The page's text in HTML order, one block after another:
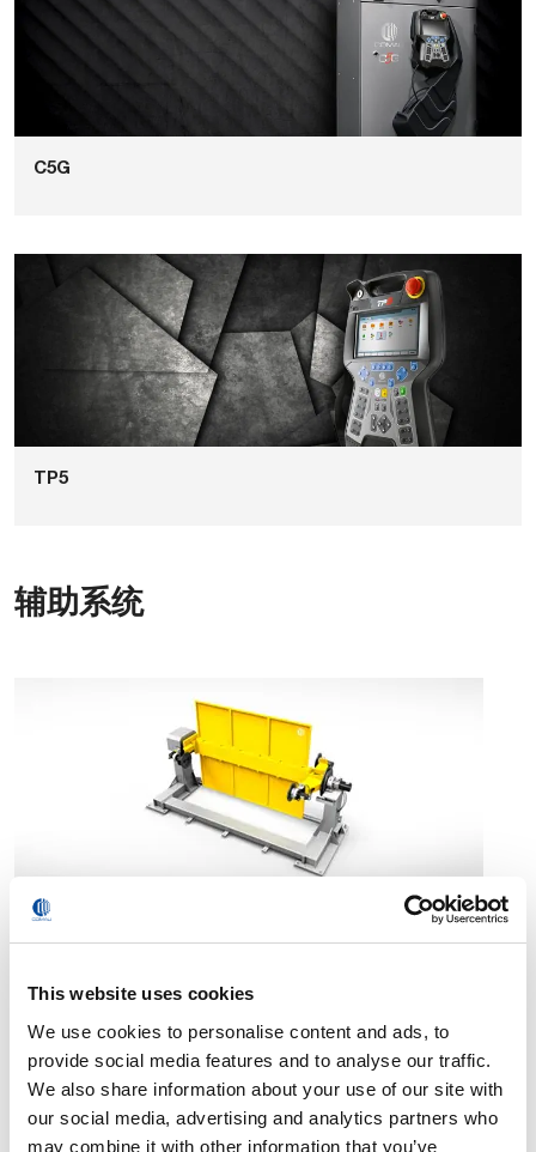
This website uses cookies
We use cookies to personalise content and ads, to
provide social media features and to analyse our traffic.
We also share information about your use of our site with
our social media, advertising and analytics partners who
may combine it with other information that you’ve
C5G
TP5
辅助系统
变位机